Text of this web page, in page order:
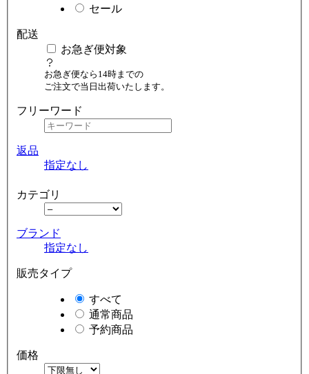
セール
配送
お急ぎ便対象
お急ぎ便なら14時までの
ご注文で当日出荷いたします。
フリーワード
返品
指定なし
カテゴリ
ブランド
指定なし
販売タイプ
すべて
通常商品
予約商品
価格